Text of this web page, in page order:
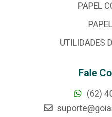
PAPEL
UTILIDADES
Fale
(62)